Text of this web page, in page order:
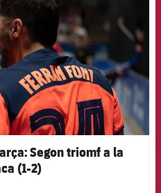
Segon triomf a la
(1-2)